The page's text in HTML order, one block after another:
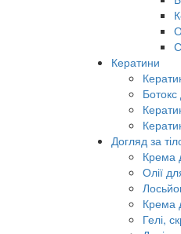
Кератини
Догляд за
Крема
Олії
Крема
Гелі,